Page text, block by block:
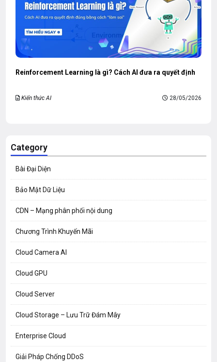
Reinforcement Learning là gì? Cách AI đưa ra quyết định
Kiến thức AI 28/05/2026
Category
Bài Đại Diện
Bảo Mật Dữ Liệu
CDN – Mạng phân phối nội dung
Chương Trình Khuyến Mãi
Cloud Camera AI
Cloud GPU
Cloud Server
Cloud Storage – Lưu Trữ Đám Mây
Enterprise Cloud
Giải Pháp Chống DDoS